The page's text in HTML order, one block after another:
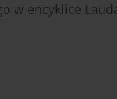
w encyklice